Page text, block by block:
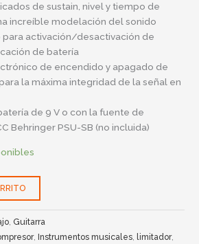
de sustain, nivel y tiempo de
increíble modelación del sonido
para activación/desactivación de
de batería
de encendido y apagado de
la máxima integridad de la señal en
de 9 V o con la fuente de
Behringer PSU-SB (no incluida)
Guitarra
,Instrumentos musicales ,limitador,